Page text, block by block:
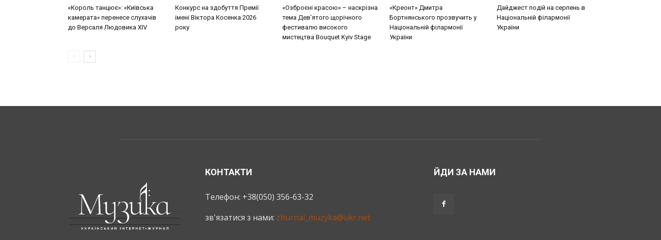
«Король танцює»: «Київська
камерата» перенесе слухачів
до Версаля Людовика XIV
Конкурс на здобуття Премії
імені Віктора Косенка 2026
року
«Озброєні красою» – наскрізна
тема Дев’ятого щорічного
фестивалю високого
мистецтва Bouquet Kyiv Stage
«Креонт» Дмитра
Бортнянського прозвучить у
Національній філармонії
України
Дайджест подій на серпень в
Національній філармонії
України
КОНТАКТИ
Телефон: +38(050) 356-63-32
зв'язатися з нами: zhurnal_muzyka@ukr.net
ЙДИ ЗА НАМИ